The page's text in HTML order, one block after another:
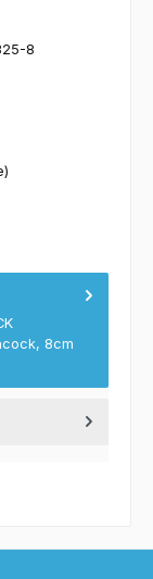
8
8cm